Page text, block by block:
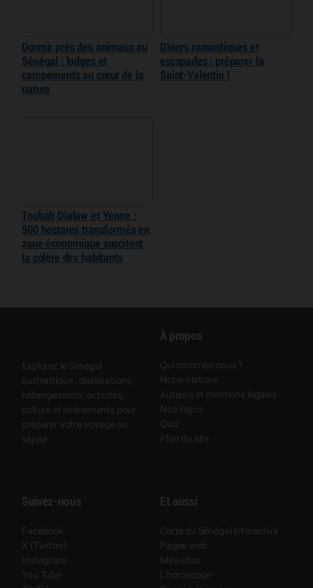
Dormir près des animaux au
Sénégal : lodges et
campements au cœur de la
nature
Dîners romantiques et
escapades : préparer la
Saint-Valentin !
Toubab Dialaw et Yenne :
500 hectares transformés en
zone économique suscitent
la colère des habitants
Explorez le Sénégal
authentique : destinations,
hébergements, activités,
culture et événements pour
préparer votre voyage ou
séjour.
À propos
Qui sommes-nous ?
Notre histoire
Auteurs et mentions légales
Nos logos
Quiz
Plan du site
Suivez-nous
Facebook
X (Twitter)
Instagram
You Tube
Et aussi
Carte du Sénégal interactive
Pages web
Mini-sites
L’horoscope